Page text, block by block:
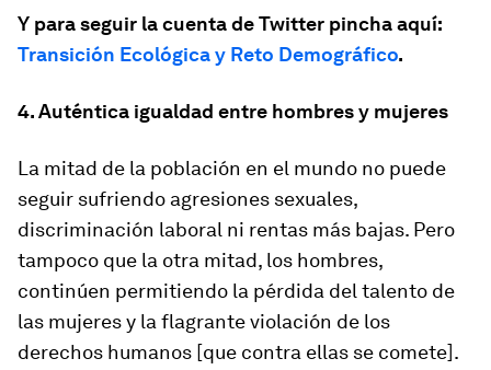
Y para seguir la cuenta de Twitter pincha aquí:
Transición Ecológica y Reto Demográfico.
4. Auténtica igualdad entre hombres y mujeres
La mitad de la población en el mundo no puede
seguir sufriendo agresiones sexuales,
discriminación laboral ni rentas más bajas. Pero
tampoco que la otra mitad, los hombres,
continúen permitiendo la pérdida del talento de
las mujeres y la flagrante violación de los
derechos humanos [que contra ellas se comete].